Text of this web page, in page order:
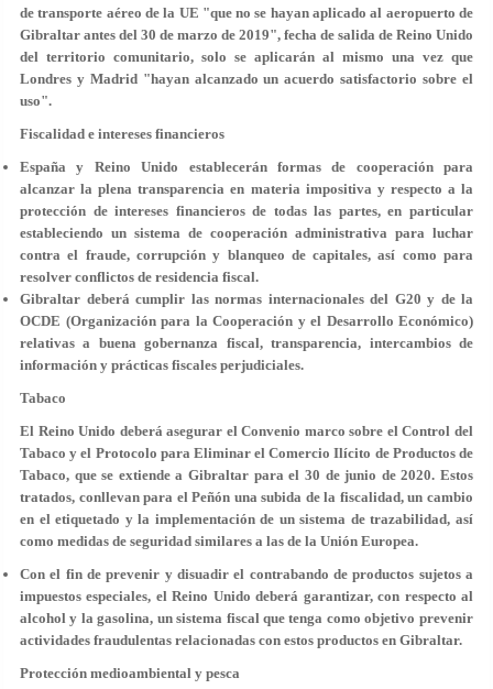
de transporte aéreo de la UE "que no se hayan aplicado al aeropuerto de
Gibraltar antes del 30 de marzo de 2019", fecha de salida de Reino Unido
del territorio comunitario, solo se aplicarán al mismo una vez que
Londres y Madrid "hayan alcanzado un acuerdo satisfactorio sobre el
uso".
Fiscalidad e intereses financieros
España y Reino Unido establecerán formas de cooperación para
alcanzar la plenatransparencia en materia impositiva y respecto a la
protección de intereses financieros de todas las partes, en particular
estableciendo un sistema de cooperación administrativa para luchar
contra el fraude, corrupción y blanqueo de capitales, así como para
resolver conflictos de residencia fiscal.
Gibraltar deberá cumplir las normas internacionales del G20 y de la
OCDE (Organización para la Cooperación y el Desarrollo Económico)
relativas a buena gobernanza fiscal, transparencia, intercambios de
información y prácticas fiscales perjudiciales.
Tabaco
El Reino Unido deberá asegurar el Convenio marco sobre el Control del
Tabaco y el Protocolo para Eliminar el Comercio Ilícito de Productos de
Tabaco, que se extiende a Gibraltar para el 30 de junio de 2020. Estos
tratados, conllevan para el Peñón una subida de la fiscalidad, un cambio
en eletiquetado y la implementación de un sistema de trazabilidad, así
como medidas de seguridad similares a las de la Unión Europea.
Con el fin de prevenir y disuadir el contrabando de productos sujetos a
impuestos especiales, el Reino Unido deberá garantizar, con respecto al
alcohol y la gasolina, unsistema fiscalque tenga como objetivo prevenir
actividades fraudulentas relacionadas con estos productos en Gibraltar.
Protección medioambiental y pesca